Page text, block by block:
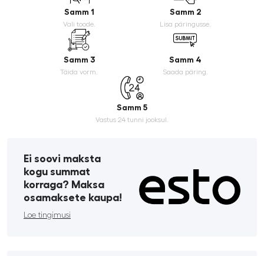
Samm 1
Vali toode.
Samm 2
Lisa päringusse.
Samm 3
Täida vorm.
Samm 4
Saada päring.
Samm 5
Vastus 24 tunni jooksul.
Ei soovi maksta
kogu summat
korraga? Maksa
osamaksete kaupa!
Loe tingimusi